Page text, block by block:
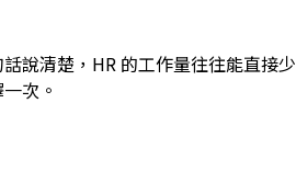
說清楚，HR 的工作量往往能直接
次。